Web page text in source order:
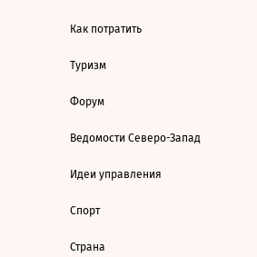
Как потратить
Туризм
Форум
Ведомости Северо-Запад
Идеи управления
Спорт
Страна